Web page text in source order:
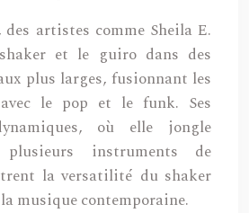
des artistes comme Sheila E.
et le guiro dans des
plus larges, fusionnant les
le pop et le funk. Ses
où elle jongle
instruments de
la versatilité du shaker
musique contemporaine.